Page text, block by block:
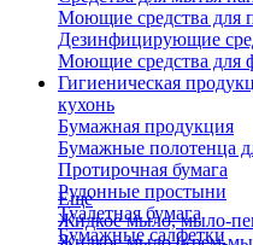
Моющие средства для
Дезинфицирующие
Моющие средства для
Гигиеническая
кухонь
Бумажная продукция
Бумажные полотенца
Протирочная бумага
Рулонные простыни
Туалетная бумага
Бумажные салфетки
Еще
Жидкое мыло, мыло-